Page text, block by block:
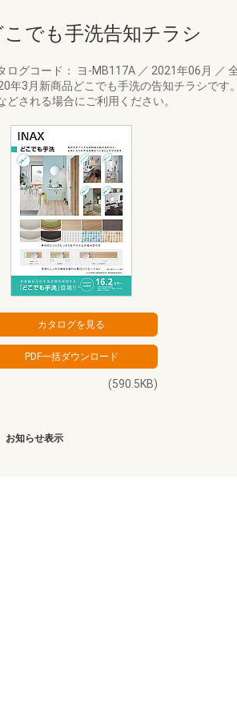
こでも手洗告知チラシ
ログコード： ヨ-MB117A ／ 2021年06月 ／
年3月新商品どこでも手洗の告知チラシで
どされる場合にご利用ください。
(590.5KB)
お知らせ表示